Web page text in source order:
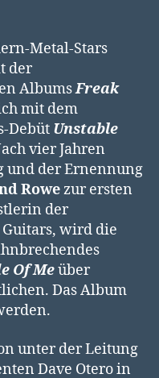
Metal-Stars
der
AlbumsFreak
mit dem
Debüt Unstable
vier Jahren
und der Ernennung
Rowezur ersten
der
wird die
Of Meüber
Das Album
unter der Leitung
Dave Otero in